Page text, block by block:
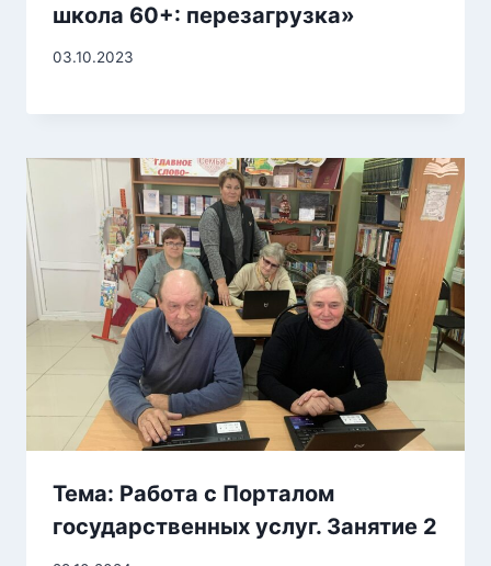
школа 60+: перезагрузка»
03.10.2023
Тема: Работа с Порталом
государственных услуг. Занятие 2